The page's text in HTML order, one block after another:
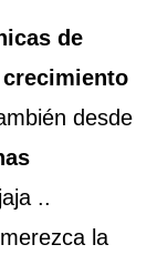
de
desde
..
la